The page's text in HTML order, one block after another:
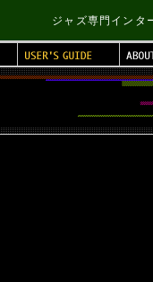
ジャズ専門イン